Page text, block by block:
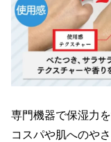
専門機器で保湿力
コスパや肌へのや